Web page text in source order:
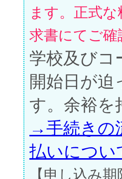
ます。正式
求書にてご確
学校及びコ
開始日が
す。余裕を
→手続きの
払いについ
【申し込み